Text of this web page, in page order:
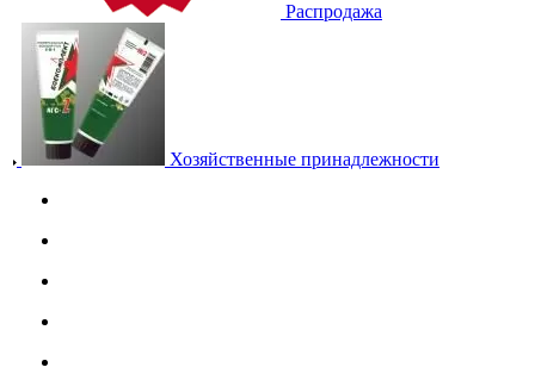
Распродажа
Хозяйственные принадлежности